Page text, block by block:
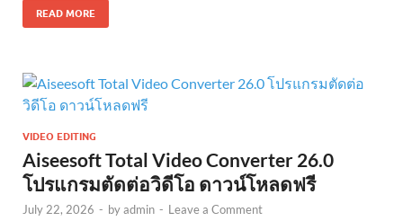
READ MORE
VIDEO EDITING
Aiseesoft Total Video Converter 26.0
โปรแกรมตัดต่อวิดีโอ ดาวน์โหลดฟรี
July 22, 2026 - byadmin - Leave a Comment